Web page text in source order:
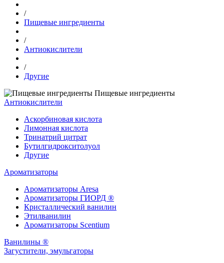
/
Пищевые ингредиенты
/
Антиокислители
/
Другие
Пищевые ингредиенты
Антиокислители
Аскорбиновая кислота
Лимонная кислота
Тринатрий цитрат
Бутилгидрокситолуол
Другие
Ароматизаторы
Ароматизаторы Aresa
Ароматизаторы ГИОРД ®
Кристаллический ванилин
Этилванилин
Ароматизаторы Scentium
Ванилины ®
Загустители, эмульгаторы